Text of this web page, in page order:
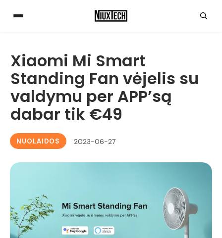
Xiaomi Mi Smart
Standing Fan vėjelis su
valdymu per APP’są
dabar tik €49
NUOLAIDOS 2023-06-27